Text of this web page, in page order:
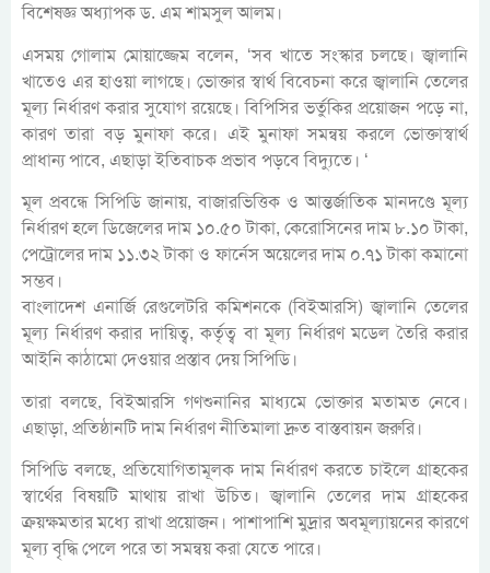
বিশেষজ্ঞ অধ্যাপক ড. এম শামসুল আলম।
এসময় গোলাম মোয়াজ্জেম বলেন, ‘সব খাতে সংস্কার চলছে। জ্বালানি
খাতেও এর হাওয়া লাগছে। ভোক্তার স্বার্থ বিবেচনা করে জ্বালানি তেলের
মূল্য নির্ধারণ করার সুযোগ রয়েছে। বিপিসির ভর্তুকির প্রয়োজন পড়ে না,
কারণ তারা বড় মুনাফা করে। এই মুনাফা সমন্বয় করলে ভোক্তাস্বার্থ
প্রাধান্য পাবে, এছাড়া ইতিবাচক প্রভাব পড়বে বিদ্যুতে। ‘
মূল প্রবন্ধে সিপিডি জানায়, বাজারভিত্তিক ও আন্তর্জাতিক মানদণ্ডে মূল্য
নির্ধারণ হলে ডিজেলের দাম ১০.৫০ টাকা, কেরোসিনের দাম ৮.১০ টাকা,
পেট্রোলের দাম ১১.৩২ টাকা ও ফার্নেস অয়েলের দাম ০.৭১ টাকা কমানো
সম্ভব।
বাংলাদেশ এনার্জি রেগুলেটরি কমিশনকে (বিইআরসি) জ্বালানি তেলের
মূল্য নির্ধারণ করার দায়িত্ব, কর্তৃত্ব বা মূল্য নির্ধারণ মডেল তৈরি করার
আইনি কাঠামো দেওয়ার প্রস্তাব দেয় সিপিডি।
তারা বলছে, বিইআরসি গণশুনানির মাধ্যমে ভোক্তার মতামত নেবে।
এছাড়া, প্রতিষ্ঠানটি দাম নির্ধারণ নীতিমালা দ্রুত বাস্তবায়ন জরুরি।
সিপিডি বলছে, প্রতিযোগিতামূলক দাম নির্ধারণ করতে চাইলে গ্রাহকের
স্বার্থের বিষয়টি মাথায় রাখা উচিত। জ্বালানি তেলের দাম গ্রাহকের
ক্রয়ক্ষমতার মধ্যে রাখা প্রয়োজন। পাশাপাশি মুদ্রার অবমূল্যায়নের কারণে
মূল্য বৃদ্ধি পেলে পরে তা সমন্বয় করা যেতে পারে।